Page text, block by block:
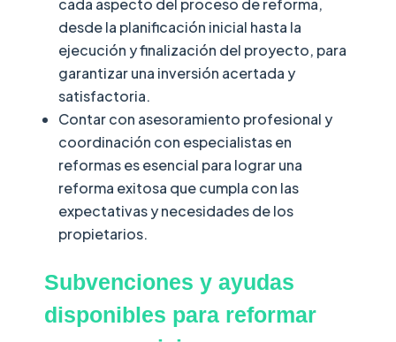
cada aspecto del proceso de reforma,
desde la planificación inicial hasta la
ejecución y finalización del proyecto, para
garantizar una inversión acertada y
satisfactoria.
Contar con asesoramiento profesional y
coordinación con especialistas en
reformas es esencial para lograr una
reforma exitosa que cumpla con las
expectativas y necesidades de los
propietarios.
Subvenciones y ayudas
disponibles para reformar